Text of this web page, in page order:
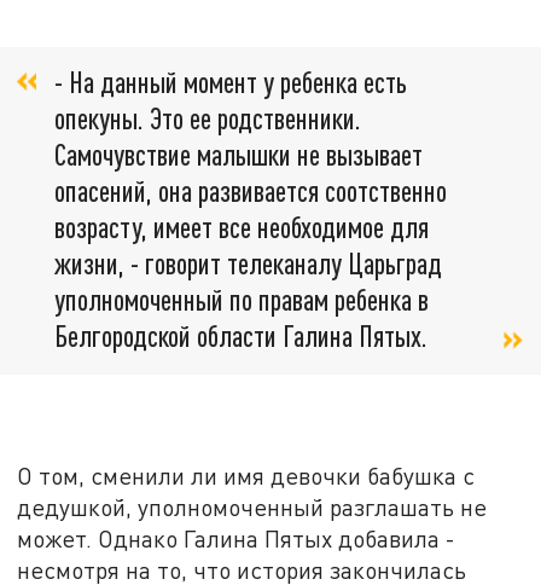
- На данный момент у ребенка есть
опекуны. Это ее родственники.
Самочувствие малышки не вызывает
опасений, она развивается соотственно
возрасту, имеет все необходимое для
жизни, - говорит телеканалу Царьград
уполномоченный по правам ребенка в
Белгородской области Галина Пятых.
О том, сменили ли имя девочки бабушка с
дедушкой, уполномоченный разглашать не
может. Однако Галина Пятых добавила -
несмотря на то, что история закончилась